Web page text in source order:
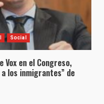
Social
Vox en el Congreso,
los inmigrantes” de